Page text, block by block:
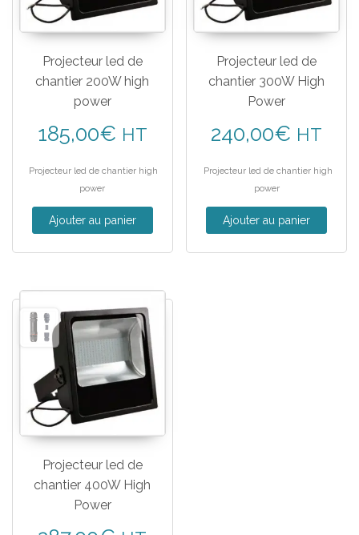
Projecteur led de
chantier 200W high
power
185,00€ HT
Projecteur led de chantier high
power
Ajouter au panier
Projecteur led de
chantier 300W High
Power
240,00€ HT
Projecteur led de chantier high
power
Ajouter au panier
Projecteur led de
chantier 400W High
Power